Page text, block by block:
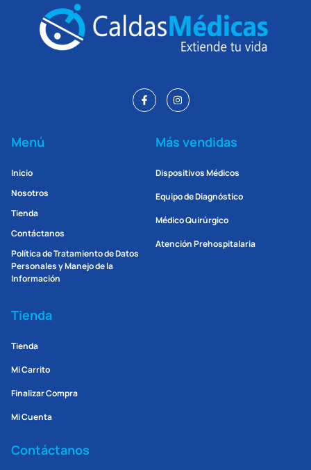
Menú
Inicio
Nosotros
Tienda
Contáctanos
Política de Tratamiento de Datos
Personales y Manejo de la
Información
Más vendidas
Dispositivos Médicos
Equipo de Diagnóstico
Médico Quirúrgico
Atención Prehospitalaria
Tienda
Tienda
Mi Carrito
Finalizar Compra
Mi Cuenta
Contáctanos